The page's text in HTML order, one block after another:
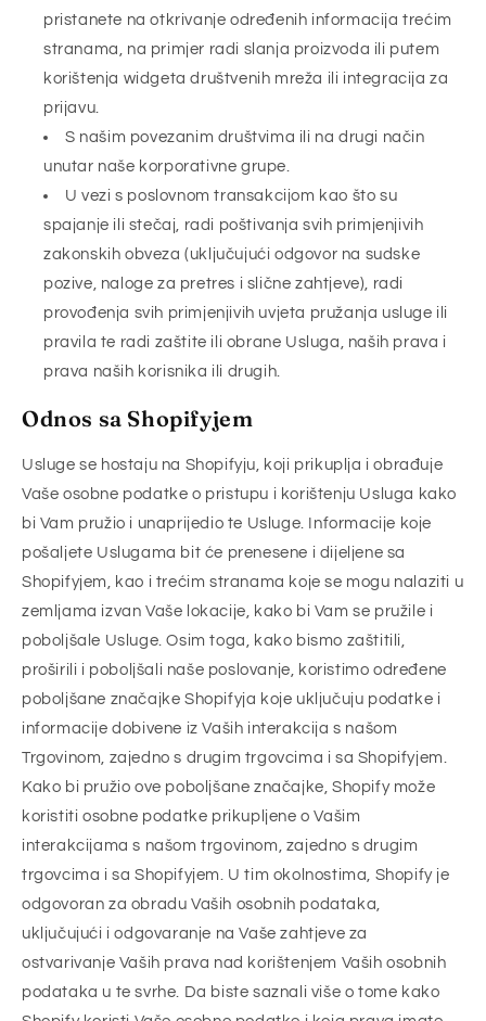
pristanete na otkrivanje određenih informacija trećim
stranama, na primjer radi slanja proizvoda ili putem
korištenja widgeta društvenih mreža ili integracija za
prijavu.
S našim povezanim društvima ili na drugi način
unutar naše korporativne grupe.
U vezi s poslovnom transakcijom kao što su
spajanje ili stečaj, radi poštivanja svih primjenjivih
zakonskih obveza (uključujući odgovor na sudske
pozive, naloge za pretres i slične zahtjeve), radi
provođenja svih primjenjivih uvjeta pružanja usluge ili
pravila te radi zaštite ili obrane Usluga, naših prava i
prava naših korisnika ili drugih.
Odnos sa Shopifyjem
Usluge se hostaju na Shopifyju, koji prikuplja i obrađuje
Vaše osobne podatke o pristupu i korištenju Usluga kako
bi Vam pružio i unaprijedio te Usluge. Informacije koje
pošaljete Uslugama bit će prenesene i dijeljene sa
Shopifyjem, kao i trećim stranama koje se mogu nalaziti u
zemljama izvan Vaše lokacije, kako bi Vam se pružile i
poboljšale Usluge. Osim toga, kako bismo zaštitili,
proširili i poboljšali naše poslovanje, koristimo određene
poboljšane značajke Shopifyja koje uključuju podatke i
informacije dobivene iz Vaših interakcija s našom
Trgovinom, zajedno s drugim trgovcima i sa Shopifyjem.
Kako bi pružio ove poboljšane značajke, Shopify može
koristiti osobne podatke prikupljene o Vašim
interakcijama s našom trgovinom, zajedno s drugim
trgovcima i sa Shopifyjem. U tim okolnostima, Shopify je
odgovoran za obradu Vaših osobnih podataka,
uključujući i odgovaranje na Vaše zahtjeve za
ostvarivanje Vaših prava nad korištenjem Vaših osobnih
podataka u te svrhe. Da biste saznali više o tome kako